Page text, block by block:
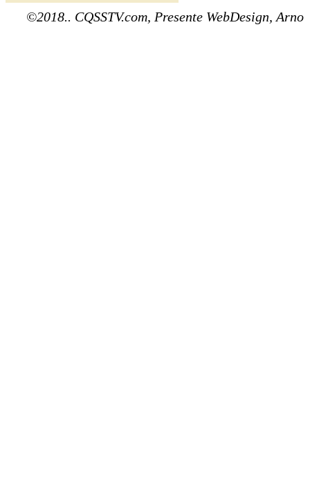
©2018.. CQSSTV.com, Presente WebDesign, Arno